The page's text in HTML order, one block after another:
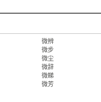
微辨
微步
微尘
微辞
微睇
微芳